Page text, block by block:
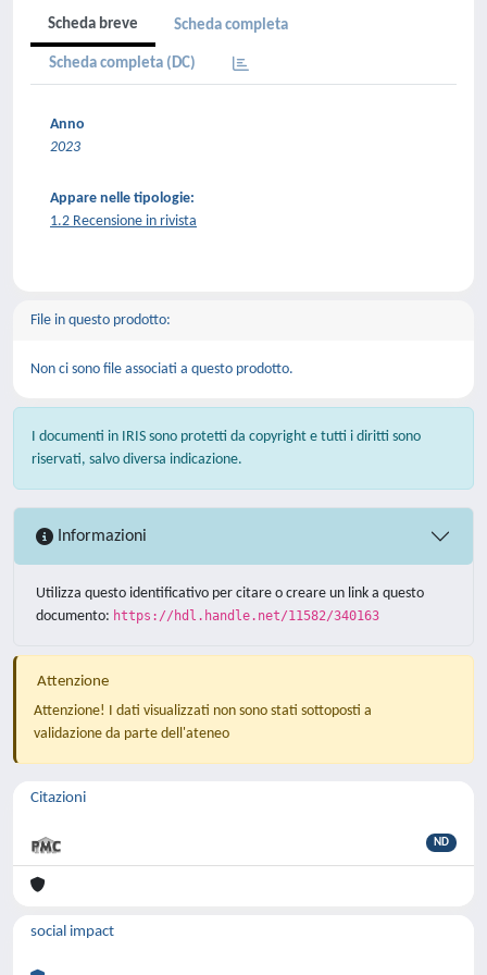
Scheda breve Scheda completa
Scheda completa (DC)
Anno
2023
Appare nelle tipologie:
1.2 Recensione in rivista
File in questo prodotto:
Non ci sono file associati a questo prodotto.
I documenti in IRIS sono protetti da copyright e tutti i diritti sono
riservati, salvo diversa indicazione.
Informazioni
Utilizza questo identificativo per citare o creare un link a questo
documento: https://hdl.handle.net/11582/340163
Attenzione
Attenzione! I dati visualizzati non sono stati sottoposti a
validazione da parte dell'ateneo
Citazioni
ND
social impact